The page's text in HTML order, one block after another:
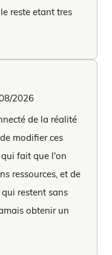
reste etant tres
2026
de la réalité
modifier ces
fait que l'on
ressources, et de
restent sans
obtenir un